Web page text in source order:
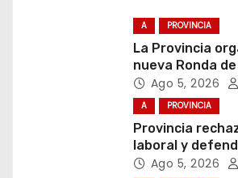
A PROVINCIA
La Provincia
nueva Ronda
Internacional en
Ago 5, 2026
A PROVINCIA
Provincia
laboral y
de los
Ago 5, 2026